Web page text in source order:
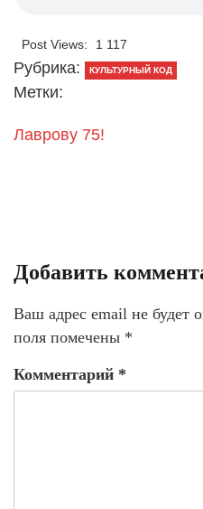
Post Views: 1 117
Рубрика: КУЛЬТУРНЫЙ КОД
Метки:
Лаврову 75!
Добавить
Ваш адрес email не будет
поля помечены *
Комментарий *